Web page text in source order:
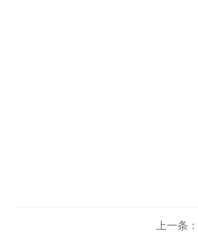
上一条：